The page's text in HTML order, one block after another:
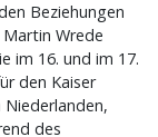
Beziehungen
Wrede
im 16. und im 17.
den Kaiser
des